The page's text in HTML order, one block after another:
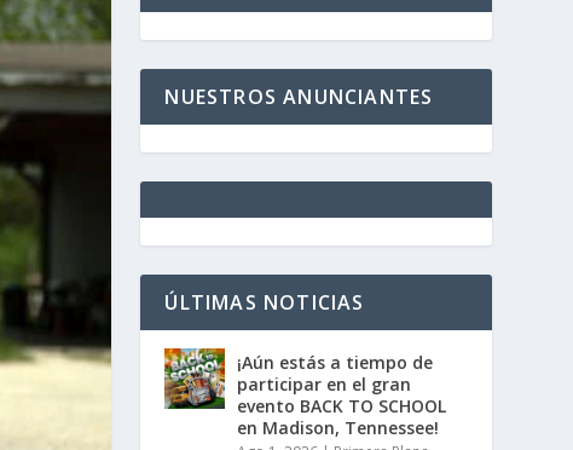
NUESTROS ANUNCIANTES
ÚLTIMAS NOTICIAS
¡Aún estás a tiempo de
participar en el gran
evento BACK TO SCHOOL
en Madison, Tennessee!